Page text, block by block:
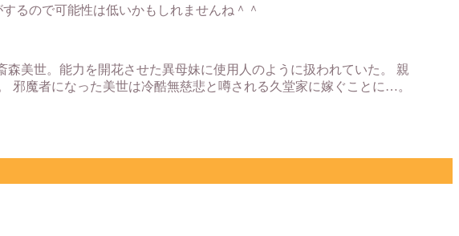
るので可能性は低いかもしれませんね＾＾
美世。能力を開花させた異母妹に使用人のように扱われていた。 親
邪魔者になった美世は冷酷無慈悲と噂される久堂家に嫁ぐことに…。